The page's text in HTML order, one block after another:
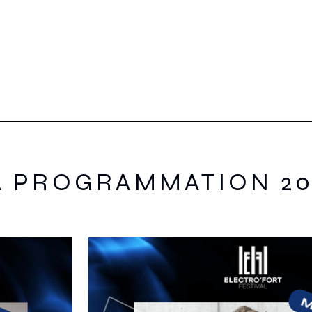
PROGRAMMATION